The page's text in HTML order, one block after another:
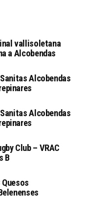
vallisoletana
a Alcobendas
Alcobendas
Alcobendas
Club – VRAC
B
Quesos